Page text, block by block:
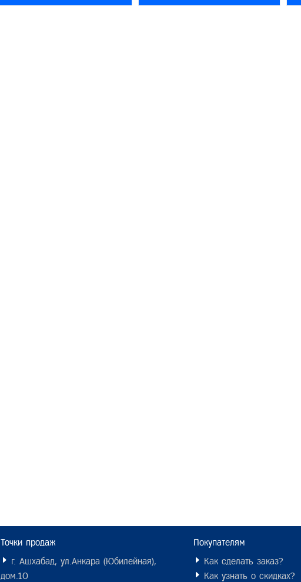
Точки продаж
г. Ашхабад, ул.Анкара (Юбилейная),
дом.10
Покупателям
Как сделать заказ?
Как узнать о скидках?